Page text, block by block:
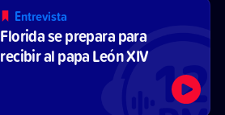
Entrevista
Florida se prepara para
recibir al papa León XIV